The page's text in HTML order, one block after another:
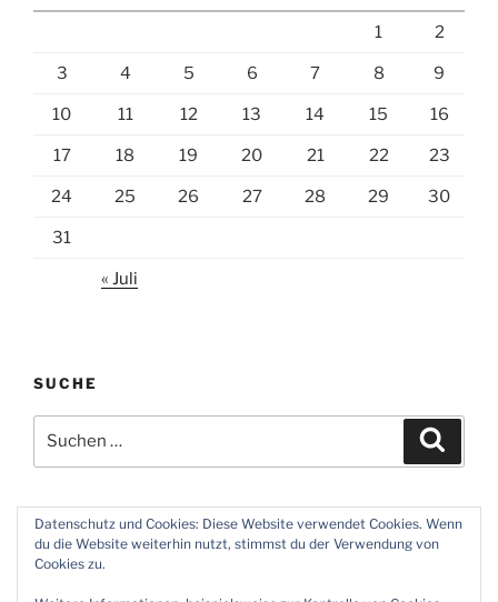
1 2
3 4 5 6 7 8 9
10 11 12 13 14 15 16
17 18 19 20 21 22 23
24 25 26 27 28 29 30
31
« Juli
SUCHE
nach:
Twitter
Datenschutz und Cookies: Diese Website verwendet Cookies. Wenn
du die Website weiterhin nutzt, stimmst du der Verwendung von
Cookies zu.